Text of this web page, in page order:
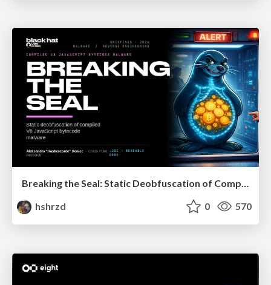
Breaking the Seal: Static Deobfuscation of Compiled V8 JavaScript Bytecode Malware
hshrzd
0 570